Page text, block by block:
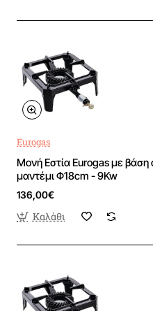
Eurogas
Μονή Εστία Eurogas με
μαντέμι Φ18cm - 9Kw
136,00€
Καλάθι